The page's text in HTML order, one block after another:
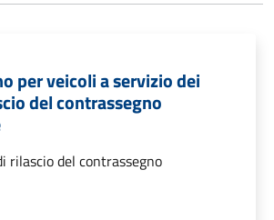
per veicoli a servizio dei
del contrassegno
rilascio del contrassegno